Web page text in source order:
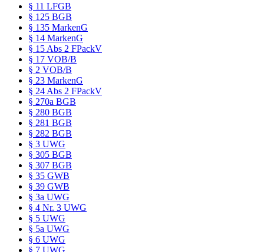
§ 11 LFGB
§ 125 BGB
§ 135 MarkenG
§ 14 MarkenG
§ 15 Abs 2 FPackV
§ 17 VOB/B
§ 2 VOB/B
§ 23 MarkenG
§ 24 Abs 2 FPackV
§ 270a BGB
§ 280 BGB
§ 281 BGB
§ 282 BGB
§ 3 UWG
§ 305 BGB
§ 307 BGB
§ 35 GWB
§ 39 GWB
§ 3a UWG
§ 4 Nr. 3 UWG
§ 5 UWG
§ 5a UWG
§ 6 UWG
§ 7 UWG